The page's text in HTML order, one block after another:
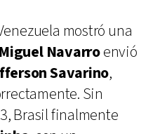
mostró una
Miguel Navarroenvió
Savarino,
Sin
Brasil finalmente